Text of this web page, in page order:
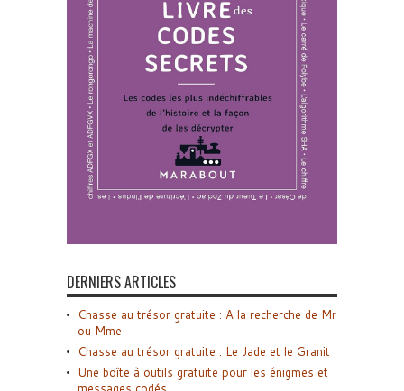
DERNIERS ARTICLES
Chasse au trésor gratuite : A la recherche de Mr
ou Mme
Chasse au trésor gratuite : Le Jade et le Granit
Une boîte à outils gratuite pour les énigmes et